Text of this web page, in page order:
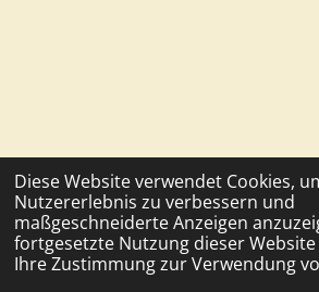
Diese Website verwendet Cookies,
Nutzererlebnis zu verbessern und
maßgeschneiderte Anzeigen
fortgesetzte Nutzung dieser
Ihre Zustimmung zur Verwendung